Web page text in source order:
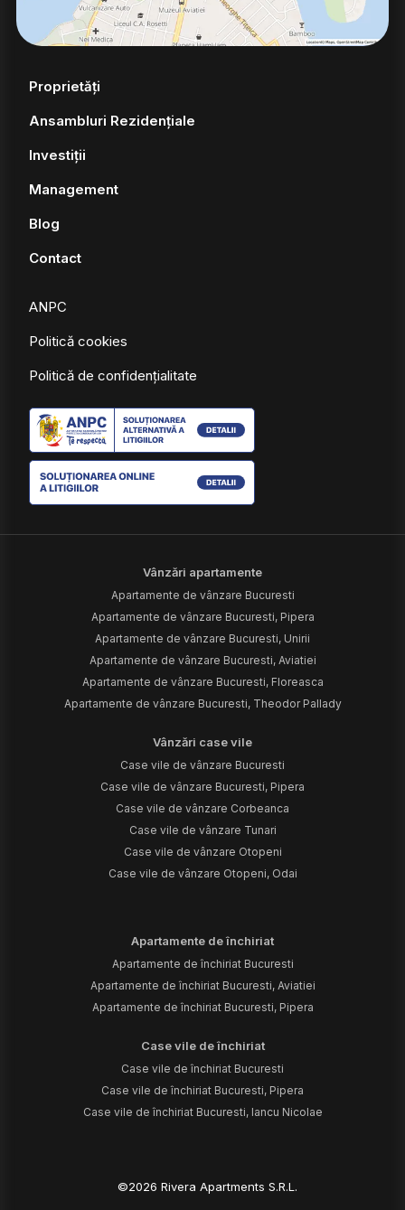
Proprietăți
Ansambluri Rezidențiale
Investiții
Management
Blog
Contact
ANPC
Politică cookies
Politică de confidențialitate
Vânzări apartamente
Apartamente de vânzare Bucuresti
Apartamente de vânzare Bucuresti, Pipera
Apartamente de vânzare Bucuresti, Unirii
Apartamente de vânzare Bucuresti, Aviatiei
Apartamente de vânzare Bucuresti, Floreasca
Apartamente de vânzare Bucuresti, Theodor Pallady
Vânzări case vile
Case vile de vânzare Bucuresti
Case vile de vânzare Bucuresti, Pipera
Case vile de vânzare Corbeanca
Case vile de vânzare Tunari
Case vile de vânzare Otopeni
Case vile de vânzare Otopeni, Odai
Apartamente de închiriat
Apartamente de închiriat Bucuresti
Apartamente de închiriat Bucuresti, Aviatiei
Apartamente de închiriat Bucuresti, Pipera
Case vile de închiriat
Case vile de închiriat Bucuresti
Case vile de închiriat Bucuresti, Pipera
Case vile de închiriat Bucuresti, Iancu Nicolae
©2026 Rivera Apartments S.R.L.